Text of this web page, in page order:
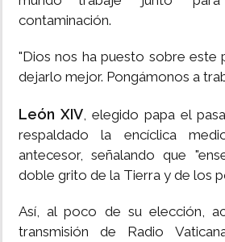
contaminación.
"Dios nos ha puesto sobre este
dejarlo mejor. Pongámonos a
León XIV, elegido papa el
respaldado la encíclica
antecesor, señalando que
doble grito de la Tierra y de los
Así, al poco de su elección,
transmisión de Radio